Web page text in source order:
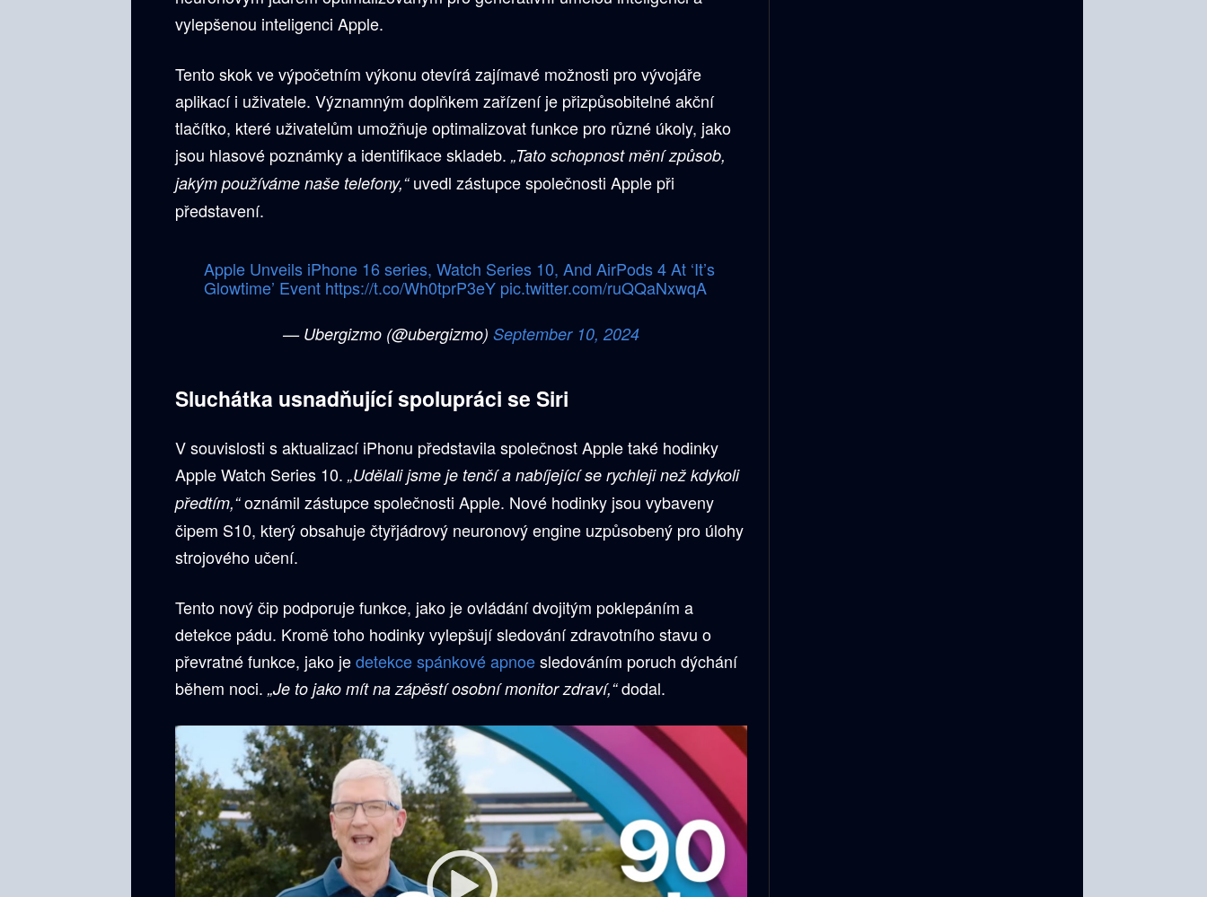
vylepšenou inteligenci Apple.
Tento skok ve výpočetním výkonu otevírá zajímavé možnosti pro vývojáře
aplikací i uživatele. Významným doplňkem zařízení je přizpůsobitelné akční
tlačítko, které uživatelům umožňuje optimalizovat funkce pro různé úkoly, jako
jsou hlasové poznámky a identifikace skladeb. „Tato schopnost mění způsob,
jakým používáme naše telefony,“uvedl zástupce společnosti Apple při
představení.
Apple Unveils iPhone 16 series, Watch Series 10, And AirPods 4 At ‘It’s
Glowtime’ Event https://t.co/Wh0tprP3eY pic.twitter.com/ruQQaNxwqA
— Ubergizmo (@ubergizmo)September 10, 2024
Sluchátka usnadňující spolupráci se Siri
V souvislosti s aktualizací iPhonu představila společnost Apple také hodinky
Apple Watch Series 10. „Udělali jsme je tenčí a nabíjející se rychleji než kdykoli
předtím,“oznámil zástupce společnosti Apple. Nové hodinky jsou vybaveny
čipem S10, který obsahuje čtyřjádrový neuronový engine uzpůsobený pro úlohy
strojového učení.
Tento nový čip podporuje funkce, jako je ovládání dvojitým poklepáním a
detekce pádu. Kromě toho hodinky vylepšují sledování zdravotního stavu o
převratné funkce, jako jedetekce spánkové apnoesledováním poruch dýchání
během noci. „Je to jako mít na zápěstí osobní monitor zdraví,“dodal.